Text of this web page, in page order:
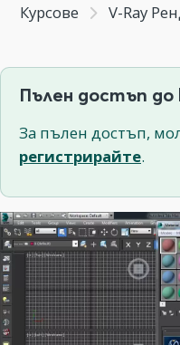
Курсове V-Ray
Пълен достъп до
За пълен достъп,
регистрирайте.